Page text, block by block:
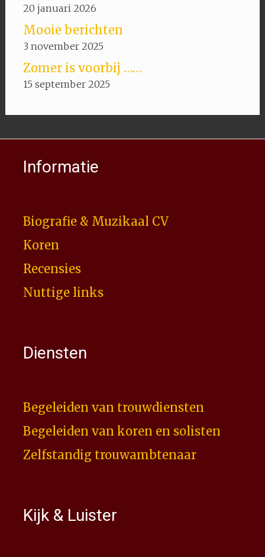
20 januari 2026
Mooie berichten
3 november 2025
Zomer is voorbij ……
15 september 2025
Informatie
Biografie & Muzikaal CV
Koren
Recensies
Nuttige links
Diensten
Begeleiden van trouwdiensten
Begeleiden van koren en solisten
Zelfstandig trouwambtenaar
Kijk & Luister